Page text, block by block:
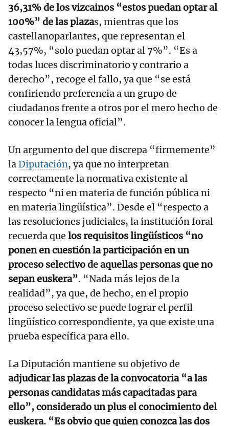
36,31% de los vizcainos “estos puedan optar al
100%” de las plazas, mientras que los
castellanoparlantes, que representan el
43,57%, “solo puedan optar al 7%”. “Es a
todas luces discriminatorio y contrario a
derecho”, recoge el fallo, ya que “se está
confiriendo preferencia a un grupo de
ciudadanos frente a otros por el mero hecho de
conocer la lengua oficial”.
Un argumento del que discrepa “firmemente”
laDiputación, ya que no interpretan
correctamente la normativa existente al
respecto “ni en materia de función pública ni
en materia lingüística”. Desde el “respecto a
las resoluciones judiciales, la institución foral
recuerda que los requisitos lingüísticos “no
ponen en cuestión la participación en un
proceso selectivo de aquellas personas que no
sepan euskera”. “Nada más lejos de la
realidad”, ya que, de hecho, en el propio
proceso selectivo se puede lograr el perfil
lingüístico correspondiente, ya que existe una
prueba específica para ello.
La Diputación mantiene su objetivo de
adjudicar las plazas de la convocatoria “a las
personas candidatas más capacitadas para
ello”, considerado un plus el conocimiento del
euskera. “Es obvio que quien conozca las dos